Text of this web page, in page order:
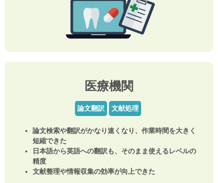
医療機関
論文翻訳 文献処理
論文検索や翻訳がかなり速くなり、作業時間を大きく
短縮できた
日本語から英語への翻訳も、そのまま使えるレベルの
精度
文献整理や情報収集の効率が向上できた